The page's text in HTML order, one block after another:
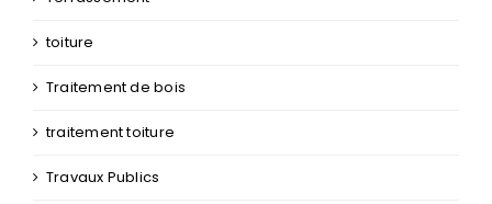
toiture
Traitement de bois
traitement toiture
Travaux Publics